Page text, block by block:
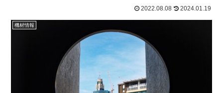
2022.08.08 2024.01.19
機材情報